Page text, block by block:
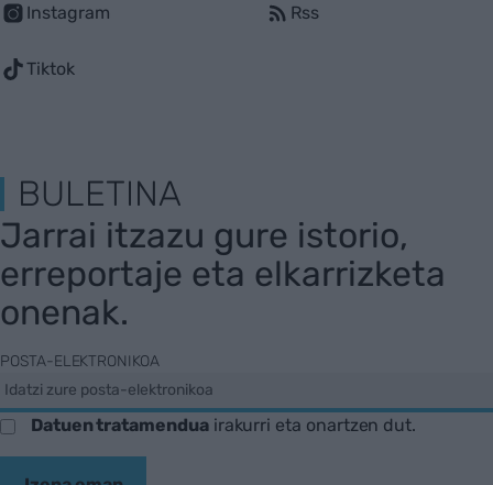
Instagram
Tiktok
Rss
BULETINA
Jarrai itzazu gure istorio,
erreportaje eta elkarrizketa
onenak.
POSTA-ELEKTRONIKOA
Datuen tratamenduairakurri eta onartzen dut.